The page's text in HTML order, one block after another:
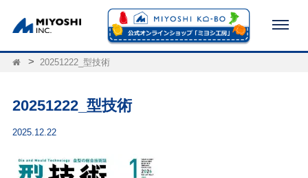
20251222_型技術
20251222_型技術
2025.12.22